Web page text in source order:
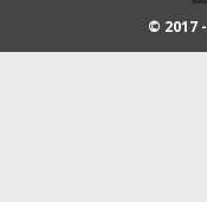
© 2017 -